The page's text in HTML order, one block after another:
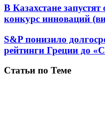
В Казахстане
конкурс инноваций
S&P понизило
рейтинги Греции до
Статьи по Теме